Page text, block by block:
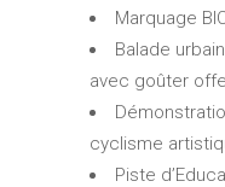
Marquage
Balade
avec goûter
cyclisme
Piste